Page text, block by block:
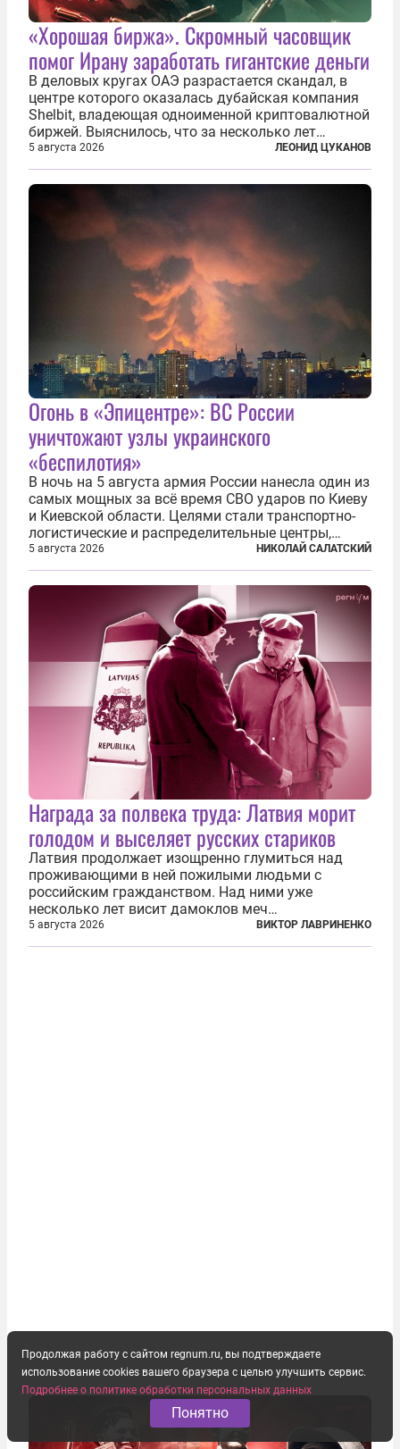
«Хорошая биржа». Скромный часовщик
помог Ирану заработать гигантские деньги
В деловых кругах ОАЭ разрастается скандал, в
центре которого оказалась дубайская компания
Shelbit, владеющая одноименной криптовалютной
биржей. Выяснилось, что за несколько лет
существования через Shelbit прошло не менее 4
млрд долларов в криптовалюте, принадлежащих
иранским чиновникам и силовикам...
5 августа 2026 ЛЕОНИД ЦУКАНОВ
Огонь в «Эпицентре»: ВС России
уничтожают узлы украинского
«беспилотия»
В ночь на 5 августа армия России нанесла один из
самых мощных за всё время СВО ударов по Киеву
и Киевской области. Целями стали транспортно-
логистические и распределительные центры,
которые ВСУ использовали для хранения и
доставки вооружений и грузов военного
назначения. Атака также «накрыла»...
5 августа 2026 НИКОЛАЙ САЛАТСКИЙ
Награда за полвека труда: Латвия морит
голодом и выселяет русских стариков
Латвия продолжает изощренно глумиться над
проживающими в ней пожилыми людьми с
российским гражданством. Над ними уже
несколько лет висит дамоклов меч
насильственного выдворения. Некоторых уже
депортировали, а многие уехали сами, не
5 августа 2026 ВИКТОР ЛАВРИНЕНКО
Продолжая работу с сайтом regnum.ru, вы подтверждаете
использование cookies вашего браузера с целью улучшить сервис.
Подробнее о политике обработки персональных данных
Понятно